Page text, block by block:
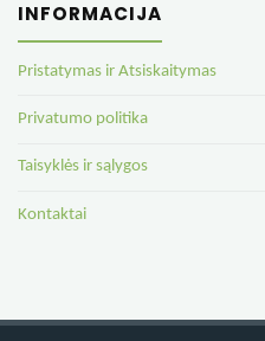
INFORMACIJA
Pristatymas ir Atsiskaitymas
Privatumo politika
Taisyklės ir sąlygos
Kontaktai